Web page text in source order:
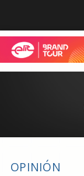
OPINIÓN